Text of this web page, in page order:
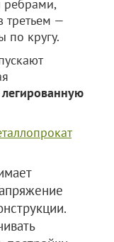
ребрами,
третьем —
по кругу.
легированную